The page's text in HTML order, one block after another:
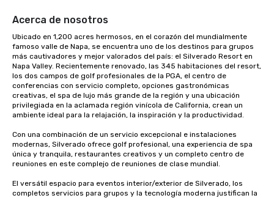
Acerca de nosotros
Ubicado en 1,200 acres hermosos, en el corazón del mundialmente
famoso valle de Napa, se encuentra uno de los destinos para grupos
más cautivadores y mejor valorados del país: el Silverado Resort en
Napa Valley. Recientemente renovado, las 345 habitaciones del resort,
los dos campos de golf profesionales de la PGA, el centro de
conferencias con servicio completo, opciones gastronómicas
creativas, el spa de lujo más grande de la región y una ubicación
privilegiada en la aclamada región vinícola de California, crean un
ambiente ideal para la relajación, la inspiración y la productividad.
Con una combinación de un servicio excepcional e instalaciones
modernas, Silverado ofrece golf profesional, una experiencia de spa
única y tranquila, restaurantes creativos y un completo centro de
reuniones en este complejo de reuniones de clase mundial.
El versátil espacio para eventos interior/exterior de Silverado, los
completos servicios para grupos y la tecnología moderna justifican la